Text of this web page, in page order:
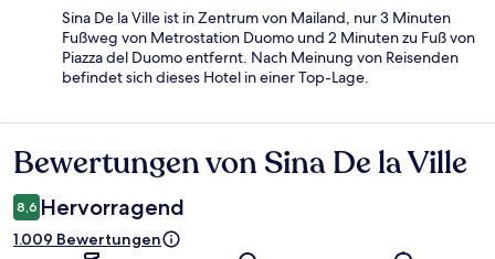
Sina De la Ville ist in Zentrum von Mailand, nur 3 Minuten
Fußweg von Metrostation Duomo und 2 Minuten zu Fuß von
Piazza del Duomo entfernt. Nach Meinung von Reisenden
befindet sich dieses Hotel in einer Top-Lage.
Bewertungen
Bewertungen von Sina De la Ville
8,6 Hervorragend
1.009 Bewertungen